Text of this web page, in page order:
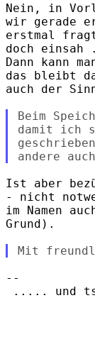
Nein, in
wir gerade
erstmal
doch
Dann kann
das bleibt
auch der
Beim
damit ich
Ist aber
- nicht
im Namen
Grund).
--
..... und